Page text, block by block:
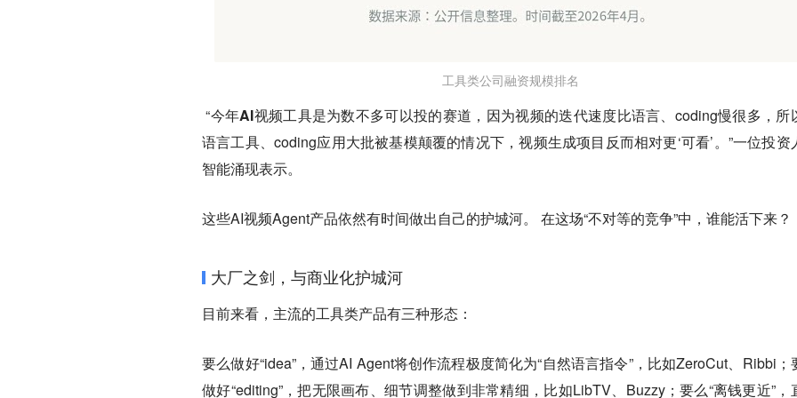
工具类公司融资规模排名
“今年AI视频工具是为数不多可以投的赛道 ，因为视频的迭代速度比语言、coding慢很多，所
语言工具、coding应用大批被基模颠覆的情况下，视频生成项目反而相对更‘可看’。”一位投资
智能涌现表示。
这些AI视频Agent产品依然有时间做出自己的护城河。 在这场“不对等的竞争”中，谁能活下来？
大厂之剑，与商业化护城河
目前来看，主流的工具类产品有三种形态：
要么做好“idea”，通过AI Agent将创作流程极度简化为“自然语言指令”，比如ZeroCut、Ribbi；
做好“editing”，把无限画布、细节调整做到非常精细，比如LibTV、Buzzy；要么“离钱更近”，